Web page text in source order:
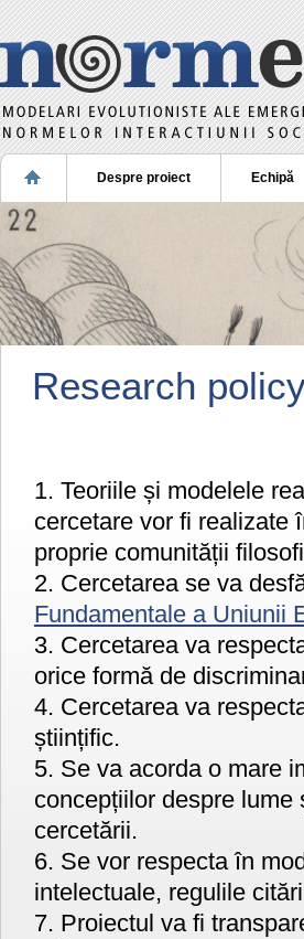
Despre proiect Echipă
Research
1. Teoriile și modelele
cercetare vor fi realizate
proprie comunității
2. Cercetarea se va
Fundamentale a Uniunii
3. Cercetarea va
orice formă de
4. Cercetarea va
științific.
5. Se va acorda o mare
concepțiilor despre
cercetării.
6. Se vor respecta în
intelectuale, regulile
7. Proiectul va fi